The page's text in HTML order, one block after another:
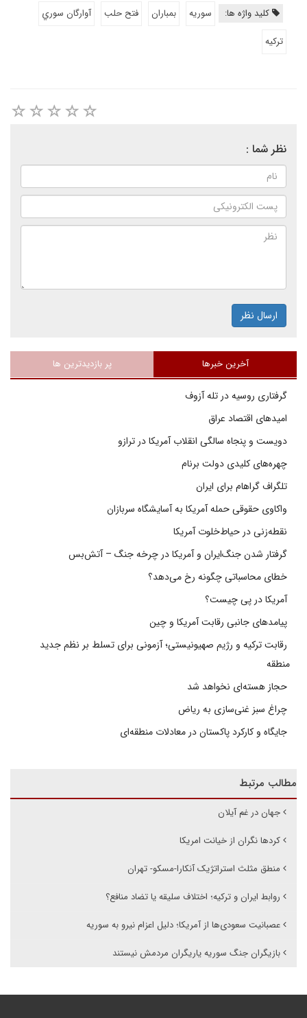
کلید واژه ها: سوريه بمباران فتح حلب
آوارگان سوري
تركيه
نظر شما :
ارسال نظر
آخرین خبرها پر بازدیدترین ها
گرفتاری روسیه در تله آزوف
امیدهای اقتصاد عراق
دویست و پنجاه سالگی انقلاب آمریکا در ترازو
چهره‌های کلیدی دولت برنام
تلگراف گراهام برای ایران
واکاوی حقوقی حمله آمریکا به آسایشگاه سربازان
نقطه‌زنی در حیاط‌خلوت آمریکا
گرفتار شدن جنگ‌ایران و آمریکا در چرخه جنگ – آتش‌بس
خطای محاسباتی چگونه رخ می‌دهد؟
آمریکا در پی چیست؟
پیامدهای جانبی رقابت آمریکا و چین
رقابت ترکیه و رژیم صهیونیستی؛ آزمونی برای تسلط بر نظم جدید
منطقه
حجاز هسته‌ای نخواهد شد
چراغ سبز غنی‌سازی به ریاض
جایگاه و کارکرد پاکستان در معادلات منطقه‌ای
مطالب مرتبط
جهان در غم آیلان
کردها نگران از خیانت امریکا
منطق مثلث استراتژیک آنکارا-مسکو- تهران
روابط ایران و ترکیه؛ اختلاف سلیقه یا تضاد منافع؟
عصبانیت سعودی‌ها از آمریکا؛ دلیل اعزام نیرو به سوریه
بازیگران جنگ سوریه یاریگران مردمش نیستند